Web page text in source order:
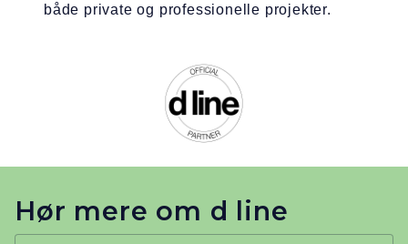
både private og professionelle projekter.
Hør mere om d line